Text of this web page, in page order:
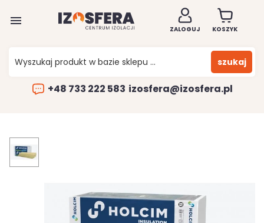

ZALOGUJ KOSZYK
szukaj
+48 733 222 583 izosfera@izosfera.pl